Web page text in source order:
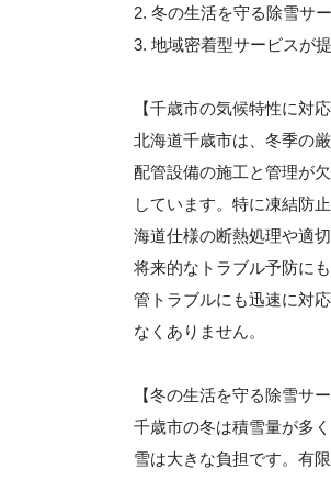
2. 冬の生活を守る除雪サ
3. 地域密着型サービスが
【千歳市の気候特性に対
北海道千歳市は、冬季の
配管設備の施工と管理が欠
しています。特に凍結防
海道仕様の断熱処理や適
将来的なトラブル予防に
管トラブルにも迅速に対
なくありません。
【冬の生活を守る除雪サ
千歳市の冬は積雪量が多
雪は大きな負担です。有